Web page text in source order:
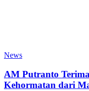
News
AM Putranto
Kehormatan dari